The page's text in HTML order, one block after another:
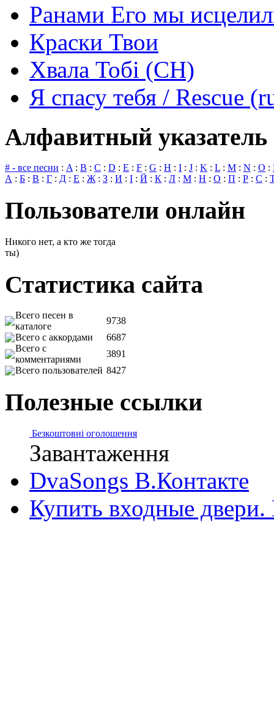
Ранами Его мы
Краски Твои
Хвала Тобі (СН)
Я спасу тебя / Rescue
Алфавитный указатель
# - все песни : A : B : C : D : E : F : G : H : I : J : K : L : M : N : O :
А : Б : В : Г : Д : Е : Ж : З : И : І : Й : К : Л : М : Н : О : П : Р : С :
Пользователи онлайн
Никого нет, а кто же тогда
ты)
Статистика сайта
Всего песен в
каталоге
9738
Всего с аккордами
6687
Всего с
комментариями
3891
Всего пользователей 8427
Полезные ссылки
Безкоштовні оголошення
Завантаження
DvaSongs В.Контакте
Купить входные двери.